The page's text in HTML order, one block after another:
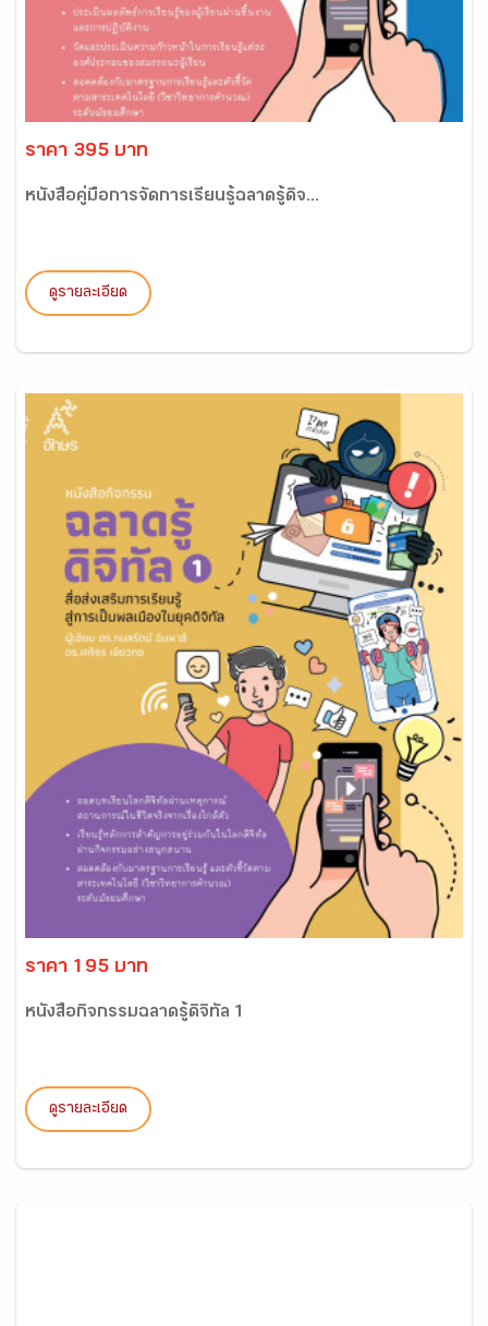
ราคา 395 บาท
หนังสือคู่มือการจัดการเรียนรู้ฉลาดรู้ดิจ...
ดูรายละเอียด
ราคา 195 บาท
หนังสือกิจกรรมฉลาดรู้ดิจิทัล 1
ดูรายละเอียด